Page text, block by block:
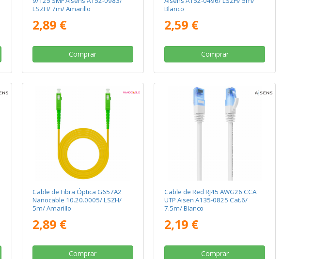
LSZH/ 7m/ Amarillo
2,89 €
Comprar
Blanco
2,59 €
Comprar
Cable de Fibra Óptica G657A2
Nanocable 10.20.0005/ LSZH/
5m/ Amarillo
2,89 €
Comprar
Cable de Red RJ45 AWG26 CCA
UTP Aisen A135-0825 Cat.6/
7.5m/ Blanco
2,19 €
Comprar